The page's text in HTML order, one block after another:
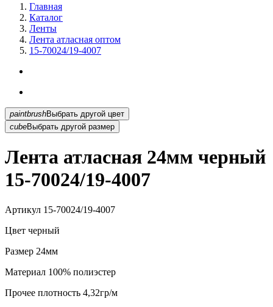
Главная
Каталог
Ленты
Лента атласная оптом
15-70024/19-4007
paintbrush
Выбрать другой цвет
cubeВыбрать другой размер
Лента атласная 24мм черный
15-70024/19-4007
Артикул 15-70024/19-4007
Цвет черный
Размер 24мм
Материал 100% полиэстер
Прочее плотность 4,32гр/м